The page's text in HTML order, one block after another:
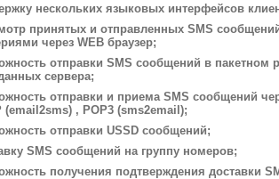
нескольких языковых интерфейсов
принятых и отправленных SMS
через WEB браузер;
отправки SMS сообщений в пакетном
сервера;
отправки и приема SMS сообщений
(email2sms) , POP3 (sms2email);
отправки USSD сообщений;
SMS сообщений на группу номеров;
получения подтверждения доставки